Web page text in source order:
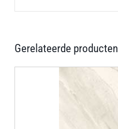
Gerelateerde producten